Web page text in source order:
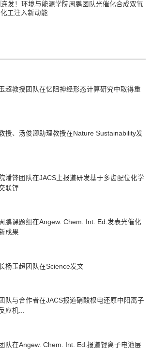
发！环境与能源学院周鹏团队光催化合成双氧
工注入新动能
超教授团队在忆阻神经形态计算研究中取得重
授、汤俊卿助理教授在Nature Sustainability发
潘锋团队在JACS上报道研发基于多齿配位化学
联锂...
鹏课题组在Angew. Chem. Int. Ed.发表光催化
成果
杨玉超团队在Science发文
队与合作者在JACS报道硝酸根电还原中阳离子
应机...
队在Angew. Chem. Int. Ed.报道锂离子电池层